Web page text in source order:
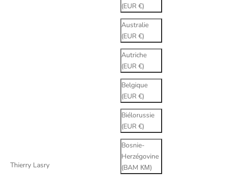
(EUR €)
Australie
(EUR €)
Autriche
(EUR €)
Belgique
(EUR €)
Biélorussie
(EUR €)
Bosnie-
Herzégovine
(BAM КМ)
Thierry Lasry